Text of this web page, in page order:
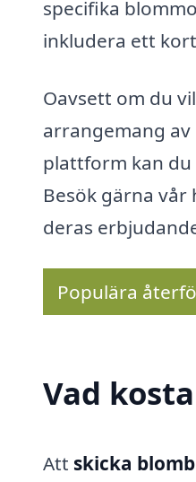
specifika
inkludera ett
Oavsett om du
arrangemang
plattform kan
Besök gärna
deras
Populära
Vad
Att skicka